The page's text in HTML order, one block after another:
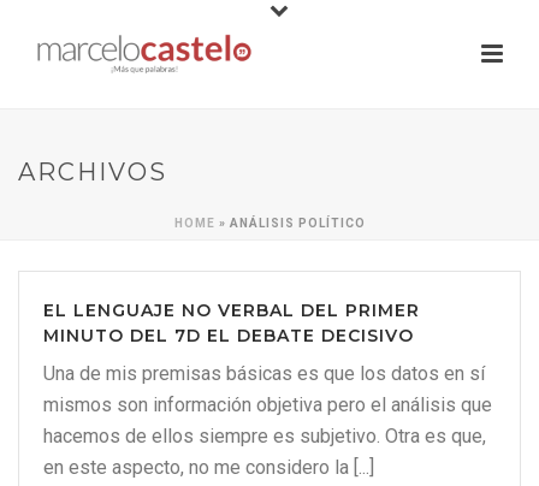
ARCHIVOS
HOME » ANÁLISIS POLÍTICO
EL LENGUAJE NO VERBAL DEL PRIMER
MINUTO DEL 7D EL DEBATE DECISIVO
Una de mis premisas básicas es que los datos en sí
mismos son información objetiva pero el análisis que
hacemos de ellos siempre es subjetivo. Otra es que,
en este aspecto, no me considero la [...]